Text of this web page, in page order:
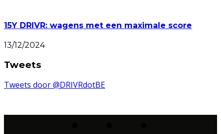
15Y DRIVR: wagens met een maximale score
13/12/2024
Tweets
Tweets door @DRIVRdotBE